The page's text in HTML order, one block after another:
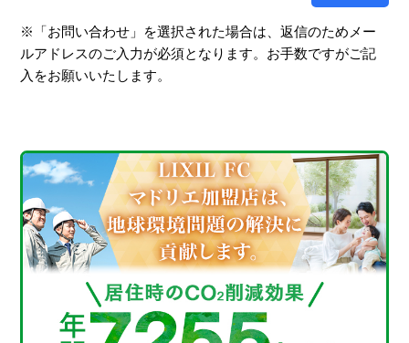
※「お問い合わせ」を選択された場合は、返信のためメー
ルアドレスのご入力が必須となります。お手数ですがご記
入をお願いいたします。